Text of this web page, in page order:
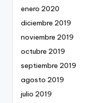
enero 2020
diciembre 2019
noviembre 2019
octubre 2019
septiembre 2019
agosto 2019
julio 2019